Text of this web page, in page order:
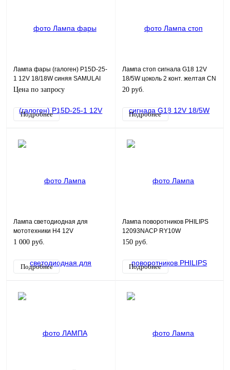
Лампа фары (галоген) Р15D-25-
1 12V 18/18W синяя SAMULAI
Цена по запросу
Подробнее
Лампа стоп сигнала G18 12V
18/5W цоколь 2 конт. желтая CN
20 руб.
Подробнее
Лампа светодиодная для
мототехники H4 12V
1 000 руб.
Подробнее
Лампа поворотников PHILIPS
12093NACP RY10W
60114027000
150 руб.
Подробнее